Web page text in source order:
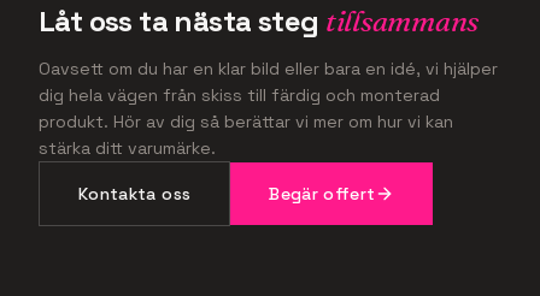
Låt oss ta nästa steg tillsammans
Oavsett om du har en klar bild eller bara en idé, vi hjälper
dig hela vägen från skiss till färdig och monterad
produkt. Hör av dig så berättar vi mer om hur vi kan
stärka ditt varumärke.
Kontakta oss Begär offert